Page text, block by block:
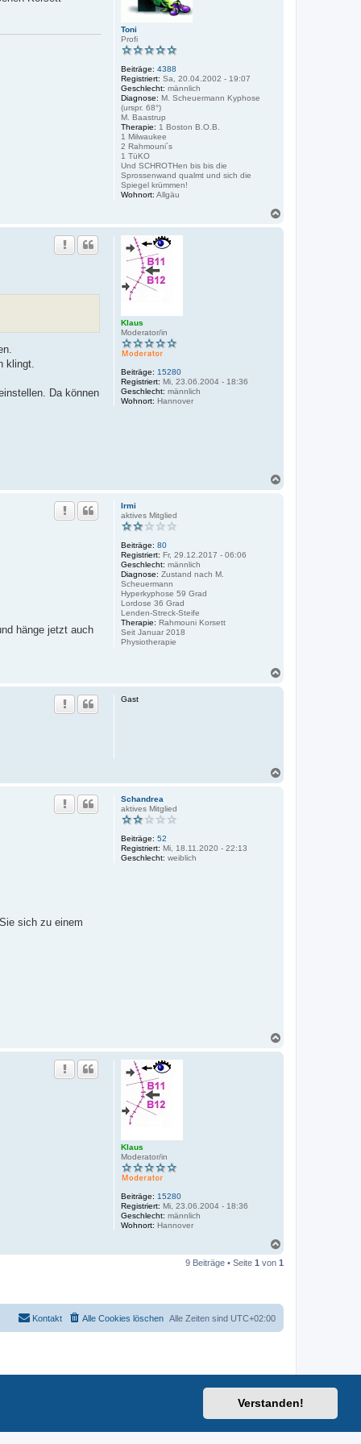
Verstanden!
Toni
Profi
Beiträge: 4388
Registriert: Sa, 20.04.2002 - 19:07
Geschlecht: männlich
Diagnose: M. Scheuermann Kyphose
(urspr. 68°)
M. Baastrup
Therapie: 1 Boston B.O.B.
1 Milwaukee
2 Rahmouni´s
1 TüKO
Und SCHROTHen bis bis die
Sprossenwand qualmt und sich die
Spiegel krümmen!
Wohnort: Allgäu
Klaus
Moderator/in
Beiträge: 15280
Registriert: Mi, 23.06.2004 - 18:36
Geschlecht: männlich
Wohnort: Hannover
klingt.
Da können
Irmi
aktives Mitglied
Beiträge: 80
Registriert: Fr, 29.12.2017 - 06:06
Geschlecht: männlich
Diagnose: Zustand nach M.
Scheuermann
Hyperkyphose 59 Grad
Lordose 36 Grad
Lenden-Streck-Steife
Therapie: Rahmouni Korsett
Seit Januar 2018
Physiotherapie
hänge jetzt auch
Gast
Schandrea
aktives Mitglied
Beiträge: 52
Registriert: Mi, 18.11.2020 - 22:13
Geschlecht: weiblich
sich zu einem
Klaus
Moderator/in
Beiträge: 15280
Registriert: Mi, 23.06.2004 - 18:36
Geschlecht: männlich
Wohnort: Hannover
c
e
9 Beiträge • Seite 1 von 1
Alle Zeiten sind UTC+02:00
Alle Cookies löschen
Kontakt